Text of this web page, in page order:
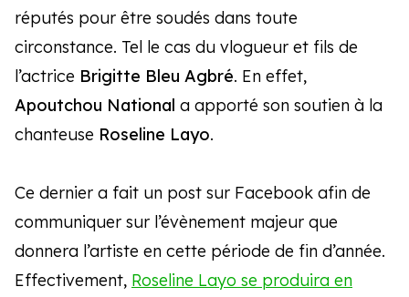
réputés pour être soudés dans toute
circonstance. Tel le cas du vlogueur et fils de
l’actrice Brigitte Bleu Agbré. En effet,
Apoutchou National a apporté son soutien à la
chanteuse Roseline Layo.
Ce dernier a fait un post sur Facebook afin de
communiquer sur l’évènement majeur que
donnera l’artiste en cette période de fin d’année.
Effectivement, Roseline Layo se produira en